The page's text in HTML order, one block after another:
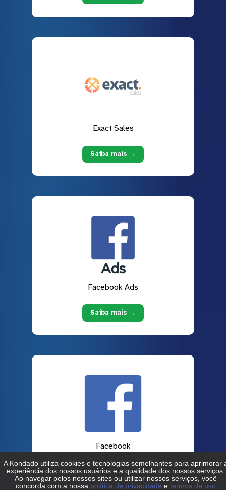
Exact Sales
Saiba mais →
Facebook Ads
Saiba mais →
Facebook
Saiba mais →